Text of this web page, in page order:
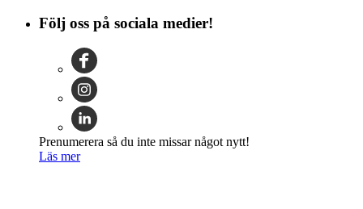
Följ oss på sociala medier!
Prenumerera så du inte missar något nytt!
Läs mer